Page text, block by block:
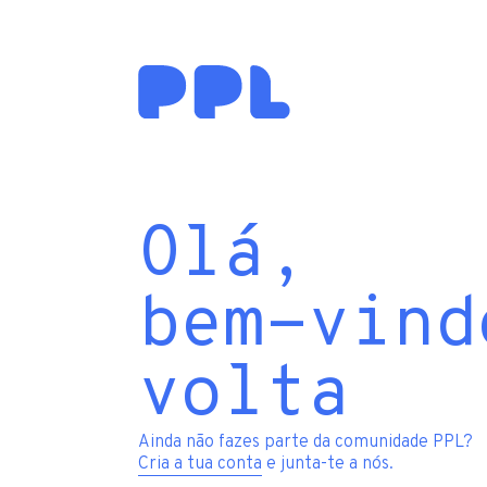
Olá,
bem-
volta
Ainda não fazes parte da comunidade PPL?
Cria a tua conta e junta-te a nós.